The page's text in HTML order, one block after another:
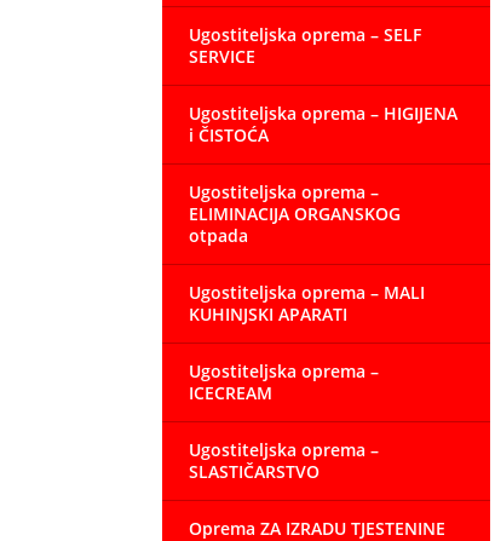
Ugostiteljska oprema – SELF
SERVICE
Ugostiteljska oprema – HIGIJENA
i ČISTOĆA
Ugostiteljska oprema –
ELIMINACIJA ORGANSKOG
otpada
Ugostiteljska oprema – MALI
KUHINJSKI APARATI
Ugostiteljska oprema –
ICECREAM
Ugostiteljska oprema –
SLASTIČARSTVO
Oprema ZA IZRADU TJESTENINE